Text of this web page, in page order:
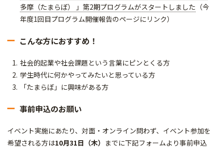
多摩（たまらぼ） 」第2期プログラムがスタートしました （今
年度1回目プログラム開催報告のページにリンク）
こんな方におすすめ！
社会的起業や社会課題という言葉にピンとくる方
学生時代に何かやってみたいと思っている方
「たまらぼ」に興味がある方
事前申込のお願い
イベント実施にあたり、対面・オンライン問わず、イベント参加を
希望される方は10月31日（木） までに下記フォームより事前申込